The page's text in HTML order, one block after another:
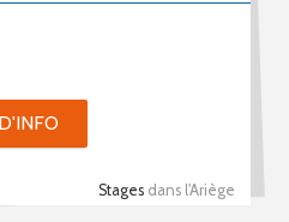
Stages dans l'Ariège